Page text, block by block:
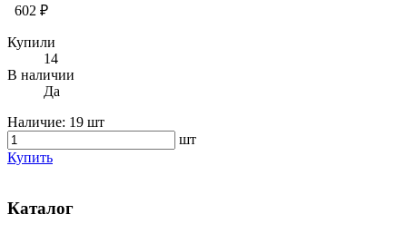
602 ₽
Купили
14
В наличии
Да
Наличие: 19 шт
шт
Купить
Каталог